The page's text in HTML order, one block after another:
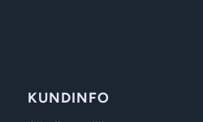
KUNDINFO